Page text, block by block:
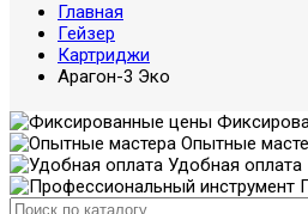
Главная
Гейзер
Картриджи
Арагон-3 Эко
Опытные
Удобная оплата